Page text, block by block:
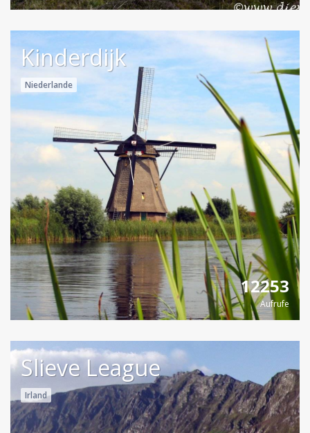
Kinderdijk
Niederlande
12253
Aufrufe
Slieve League
Irland